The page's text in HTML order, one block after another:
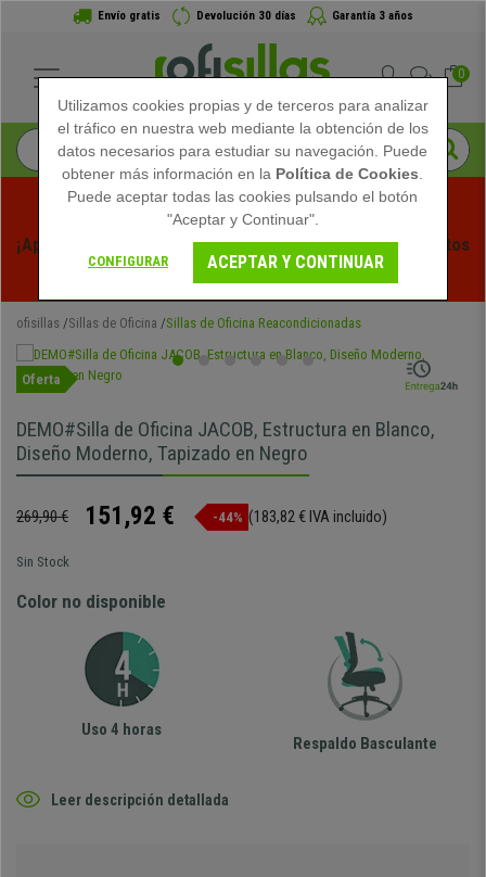
Envío gratis Devolución 30 días Garantía 3 años
0
¡Aprovecha las Rebajas de Verano en Ofisillas! Descuentos
Exclusivos por Tiempo Limitado - Ver Promo
ofisillas Sillas de Oficina Sillas de Oficina Reacondicionadas
Oferta
DEMO#Silla de Oficina JACOB, Estructura en Blanco,
Diseño Moderno, Tapizado en Negro
269,90 € 151,92 € -44% (183,82 € IVA incluido)
Sin Stock
Color no disponible
Uso 4 horas
Respaldo Basculante
Leer descripción detallada
Utilizamos cookies propias y de terceros para analizar
el tráfico en nuestra web mediante la obtención de los
datos necesarios para estudiar su navegación. Puede
obtener más información en la Política de Cookies
Puede aceptar todas las cookies pulsando el botón
"Aceptar y Continuar".
CONFIGURAR ACEPTAR Y CONTINUAR